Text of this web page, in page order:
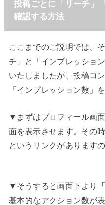
投稿ごとに「リーチ」
確認する方法
ここまでのご説明では、
チ」と「インプレッショ
いたしましたが、投稿コ
「インプレッション数」
▼まずはプロフィール画
面を表示させます。その
というリンクがあります
▼そうすると画面下より
基本的なアクション数が